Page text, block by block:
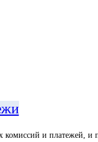
и платежей,